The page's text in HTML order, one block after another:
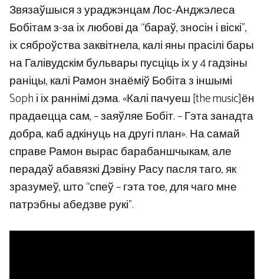
Звязаўшыся з ураджэнцам Лос-Анджэлеса
Бобітам з-за іх любові да “бараў, зносін і віскі”,
іх сяброўства заквітнела, калі яны прасілі бары
на Галівудскім бульвары пусціць іх у 4 гадзіны
раніцы, калі Рамон знаёміў Бобіта з іншымі
Soph і іх раннімі дэма. «Калі пачуеш [the music]ён
прадаецца сам, – заяўляе Бобіт. – Гэта занадта
добра, каб адкінуць на другі план». На самай
справе Рамон вырас барабаншчыкам, але
перадаў абавязкі Дэвіну Расу пасля таго, як
зразумеў, што “спеў – гэта тое, для чаго мне
патрэбны абедзве рукі”.